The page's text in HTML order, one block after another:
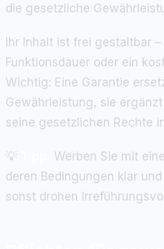
die gesetzliche
Ihr Inhalt ist frei gestaltbar
Funktionsdauer oder ein
Wichtig: Eine Garantie
Gewährleistung, sie
seine gesetzlichen Rechte
💡
Werben Sie mit
deren Bedingungen klar
sonst drohen